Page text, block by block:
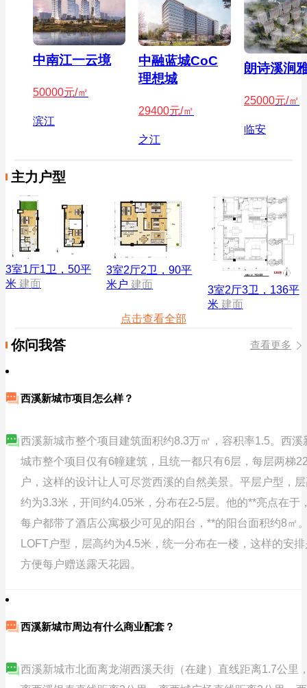
中南江一云境
50000元/㎡
滨江
中融蓝城CoC
理想城
29400元/㎡
之江
朗诗溪涧
25000元/㎡
临安
主力户型
3室1厅1卫，50平
米 建面
3室2厅2卫，90平
米户 建面
3室2厅3卫，136平
米 建面
点击查看全部
你问我答 查看更多
西溪新城市项目怎么样？
西溪新城市整个项目建筑面积约8.3万㎡，容积率1.5。西溪
城市整个项目仅有6幢建筑，且统一都只有6层，每层两梯
户，这样的设计让人可尽赏西溪的自然美景。平层户型，
约为3.3米，开间约4.05米，分布在2-5层。他的**亮点在于
每户都带了酒店公寓极少可见的阳台，**的阳台面积约8㎡
LOFT户型，层高约为4.5米，统一分布在一楼，这样的安
方便每户赠送露天花园。
西溪新城市周边有什么商业配套？
西溪新城市北面离龙湖西溪天街（在建）直线距离1.7公里